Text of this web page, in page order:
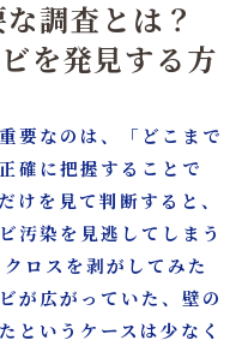
調査とは？
を発見する方
要なのは、「どこまで
確に把握することで
けを見て判断すると、
汚染を見逃してしまう
ロスを剥がしてみた
が広がっていた、壁の
というケースは少なく